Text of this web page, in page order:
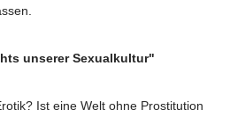
unserer Sexualkultur"
Ist eine Welt ohne Prostitution